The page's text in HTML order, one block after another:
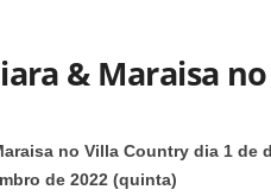
& Maraisa
no Villa Country dia 1 de
de 2022 (quinta)